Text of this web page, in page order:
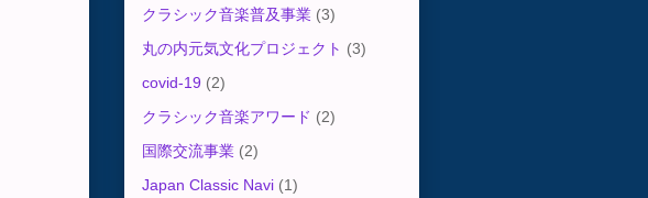
クラシック音楽普及事業 (3)
丸の内元気文化プロジェクト (3)
covid-19 (2)
クラシック音楽アワード (2)
国際交流事業 (2)
Japan Classic Navi (1)